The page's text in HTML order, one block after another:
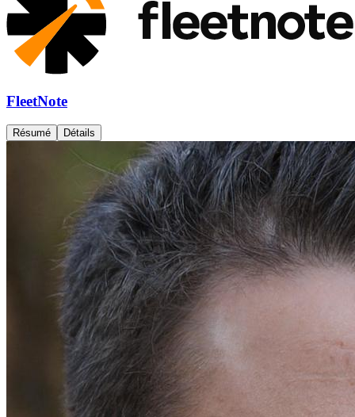
FleetNote
Résumé Détails